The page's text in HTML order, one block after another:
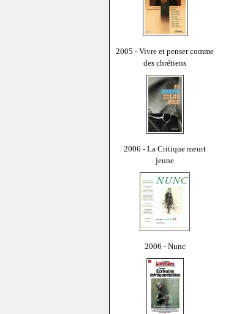
2005 - Vivre et penser comme
des chrétiens
2006 - La Critique meurt
jeune
2006 - Nunc